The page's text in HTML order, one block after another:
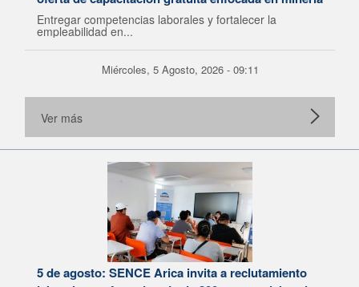
Entregar competencias laborales y fortalecer la
empleabilidad en...
Miércoles, 5 Agosto, 2026 - 09:11
Ver más
5 de agosto: SENCE Arica invita a reclutamiento